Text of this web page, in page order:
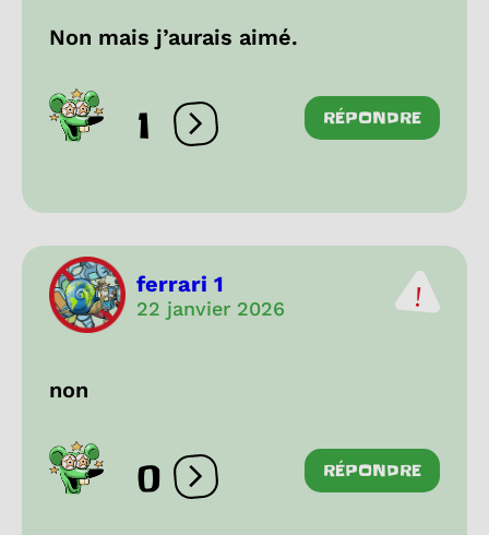
Non mais j’aurais aimé.
1 Ouvrir les réactions
RÉPONDRE
ferrari 1
22 janvier 2026
non
0 Ouvrir les réactions
RÉPONDRE